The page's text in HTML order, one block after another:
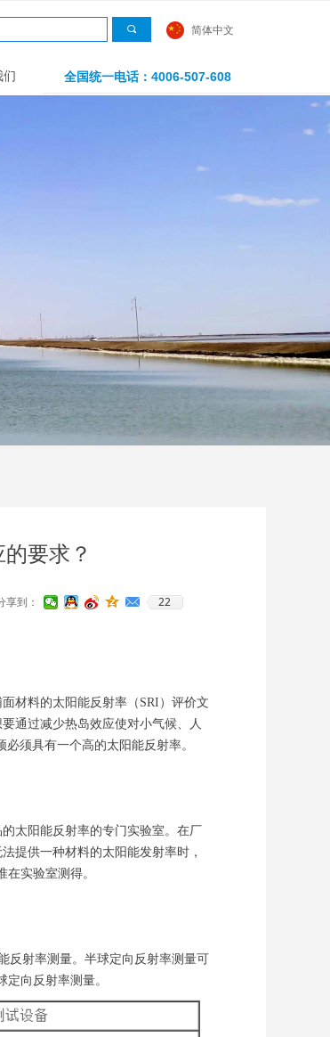
끠
全国统一电话：4006-507-608
们
简体中文
要求？
材料的太阳能反射率（SRI）评价文
通过减少热岛效应使对小气候、人
须具有一个高的太阳能反射率。
太阳能反射率的专门实验室。在厂
提供一种材料的太阳能发射率时，
实验室测得。
反射率测量。半球定向反射率测量可
定向反射率测量。
享到： 22